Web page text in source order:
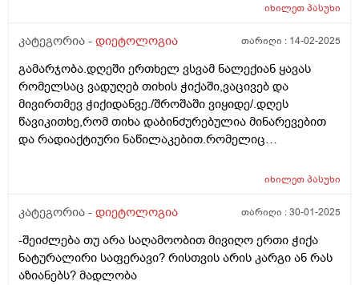
იხილეთპასუხი
კატეგორია - დიეტოლოგია თარიღი : 14-02-2025
გამარჯობა.დღეში ერთხელ ვსვამ ნალექიან ყავას
რომელსაც ვადუღებ თიხის ჭიქაში,ვაცივებ და
მივირთმევ ჭიქიდანვე./შროშაში ვიყიდე/.დღეს
წავიკითხე,რომ თიხა დაბინძურებულია მინარევებით
და რადიაქტიური ნაწილაკებით.რომელიც
თიხაში.მაინტერესებს,არასწორად ვიქცევი? ან მავნებს
დალევა? მადლობა.
იხილეთპასუხი
კატეგორია - დიეტოლოგია თარიღი :30-01-2025
-შეიძლება თუ არა საღამოობით მივიღო ერთი ჭიქა
ნატურალირი საფერავი? რისთვის არის კარგი ან რას
აზიანებს? მადლობა